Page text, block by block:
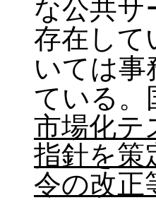
な公共サ
存在して
いては事
ている。
市場化テ
指針を策
令の改正